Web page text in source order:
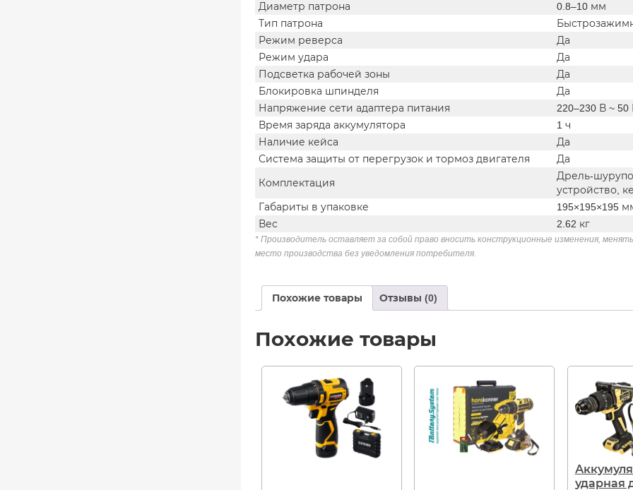
Диаметр патрона
0.8–10 мм
Тип патрона
Режим реверса
Да
Режим удара
Да
Подсветка рабочей зоны
Да
Блокировка шпинделя
Да
Напряжение сети адаптера питания
220–230 В ~ 50
Время заряда аккумулятора
1 ч
Наличие кейса
Да
Система защиты от перегрузок и тормоз двигателя
Да
Комплектация
Дрель-
устройство,
Габариты в упаковке
195×195×195
Вес
2.62 кг
* Производитель оставляет за собой право вносить конструкционные изменения,
место производства без уведомления потребителя.
Похожие товары Отзывы (0)
Похожие товары
ударная